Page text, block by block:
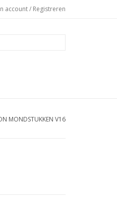
account / Registreren
MONDSTUKKEN V16